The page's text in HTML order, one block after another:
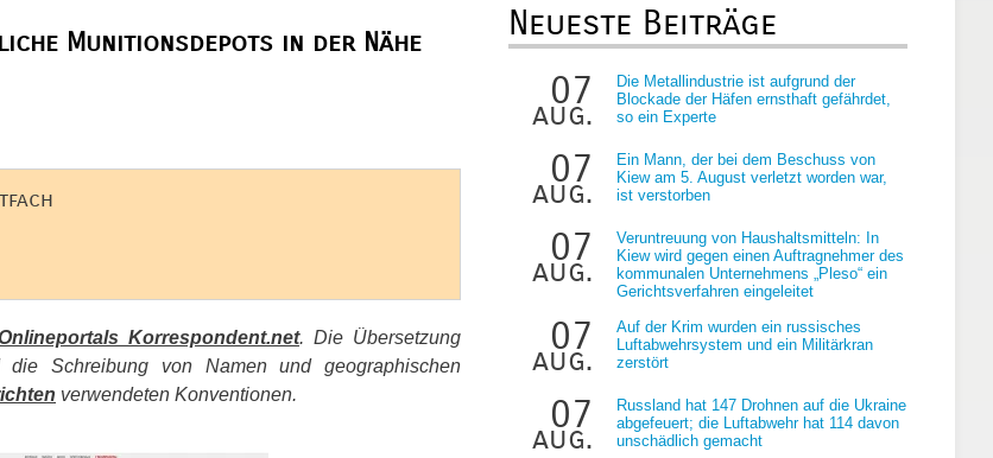
Munitionsdepots in der Nähe
Korrespondent.net. Die Übersetzung
Schreibung von Namen und geographischen
verwendeten Konventionen.
Neueste Beiträge
07
aug.
Die Metallindustrie ist aufgrund der
Blockade der Häfen ernsthaft gefährdet,
so ein Experte
07
aug.
Ein Mann, der bei dem Beschuss von
Kiew am 5. August verletzt worden war,
ist verstorben
07
aug.
Veruntreuung von Haushaltsmitteln: In
Kiew wird gegen einen Auftragnehmer des
kommunalen Unternehmens „Pleso“ ein
Gerichtsverfahren eingeleitet
07
aug.
Auf der Krim wurden ein russisches
Luftabwehrsystem und ein Militärkran
zerstört
07
aug.
Russland hat 147 Drohnen auf die Ukraine
abgefeuert; die Luftabwehr hat 114 davon
unschädlich gemacht